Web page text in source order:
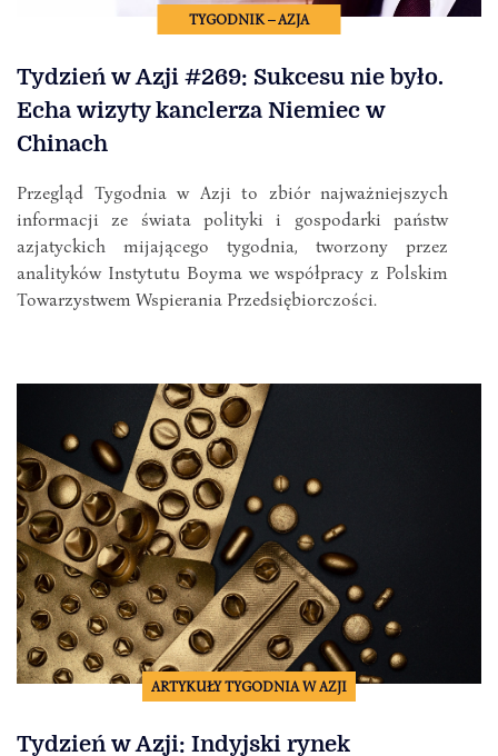
TYGODNIK – AZJA
Tydzień w Azji #269: Sukcesu nie było.
Echa wizyty kanclerza Niemiec w
Chinach
Przegląd Tygodnia w Azji to zbiór najważniejszych
informacji ze świata polityki i gospodarki państw
azjatyckich mijającego tygodnia, tworzony przez
analityków Instytutu Boyma we współpracy z Polskim
Towarzystwem Wspierania Przedsiębiorczości.
ARTYKUŁY TYGODNIA W AZJI
Tydzień w Azji: Indyjski rynek